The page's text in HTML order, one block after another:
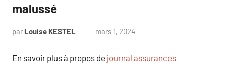
malussé
par Louise KESTEL mars 1, 2024
En savoir plus à propos de journal assurances